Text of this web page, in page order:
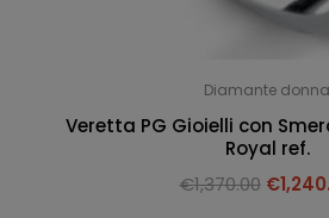
Diamante donna
Veretta PG Gioielli con
Royal ref.
€1,370.00 €